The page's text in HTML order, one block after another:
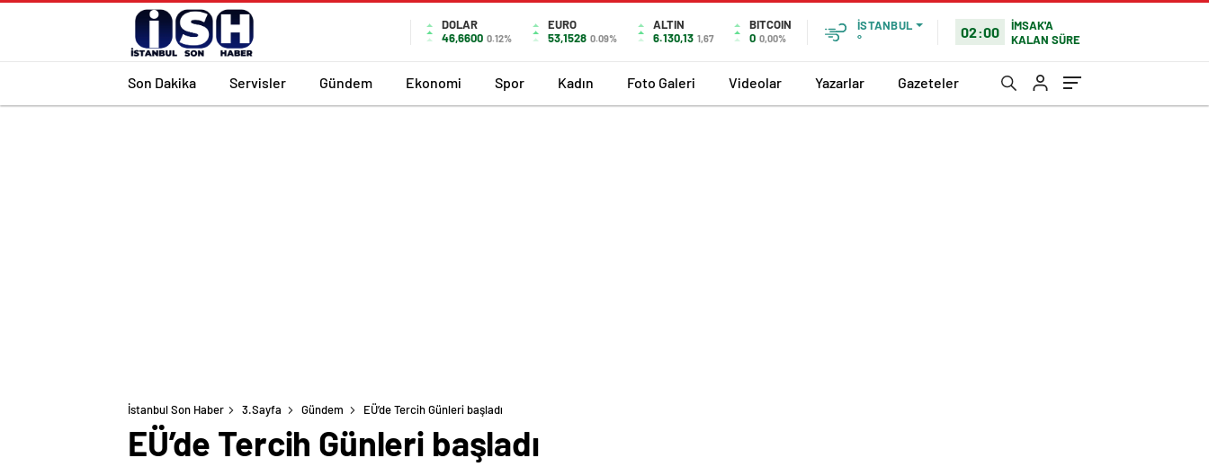
DOLAR
46,6600 0.12%
EURO
53,1528 0.09%
ALTIN
6.130,13 1,67
BITCOIN
0 0,00%
İSTANBUL
°
02:00
İMSAK'A
KALAN SÜRE
Son Dakika Servisler Gündem Ekonomi Spor Kadın Foto Galeri Videolar Yazarlar Gazeteler
İstanbul Son Haber 3.Sayfa Gündem EÜ’de Tercih Günleri başladı
EÜ’de Tercih Günleri başladı